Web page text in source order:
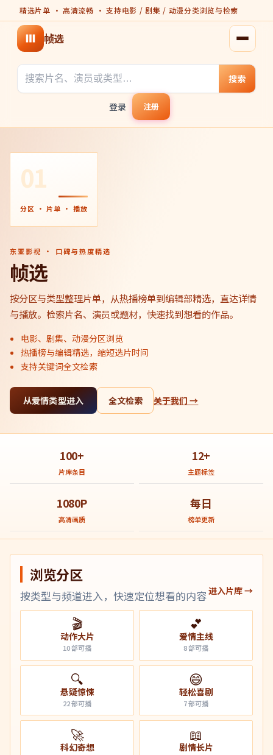
精选片单 · 高清流畅 · 支持电影 / 剧集 / 动漫分类浏览与检索
帧选 打开
搜索
登录 注册
01
分区 · 片单 · 播放
东亚影视 · 口碑与热度精选
帧选
按分区与类型整理片单，从热播榜单到编辑部精选，直达详情
与播放。检索片名、演员或题材，快速找到想看的作品。
电影、剧集、动漫分区浏览
热播榜与编辑精选，缩短选片时间
支持关键词全文检索
从爱情类型进入 全文检索 关于我们 →
100+
片库条目
12+
主题标签
1080P
高清画质
每日
榜单更新
浏览分区
按类型与频道进入，快速定位想看的内容进入片库 →
🎬
动作大片
10部可播
💕
爱情主线
8部可播
🔍
悬疑惊悚
22部可播
😄
轻松喜剧
7部可播
🚀
科幻奇想
📖
剧情长片